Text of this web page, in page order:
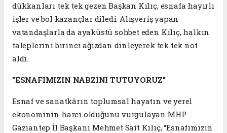
dükkanları tek tek gezen Başkan Kılıç, esnafa hayırlı
işler ve bol kazançlar diledi. Alışveriş yapan
vatandaşlarla da ayaküstü sohbet eden Kılıç, halkın
taleplerini birinci ağızdan dinleyerek tek tek not
aldı.
"ESNAFIMIZIN NABZINI TUTUYORUZ"
Esnaf ve sanatkârın toplumsal hayatın ve yerel
ekonominin harcı olduğunu vurgulayan MHP
Gaziantep İl Başkanı Mehmet Sait Kılıç, “Esnafımızın